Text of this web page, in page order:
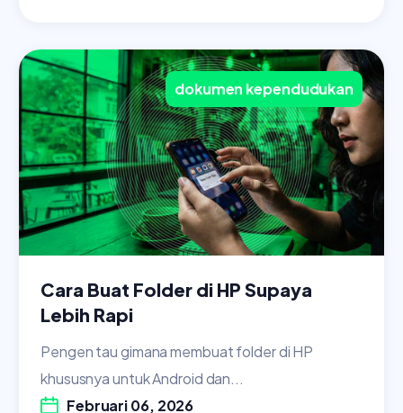
dokumen kependudukan
Cara Buat Folder di HP Supaya
Lebih Rapi
Pengen tau gimana membuat folder di HP
khususnya untuk Android dan...
Februari 06, 2026